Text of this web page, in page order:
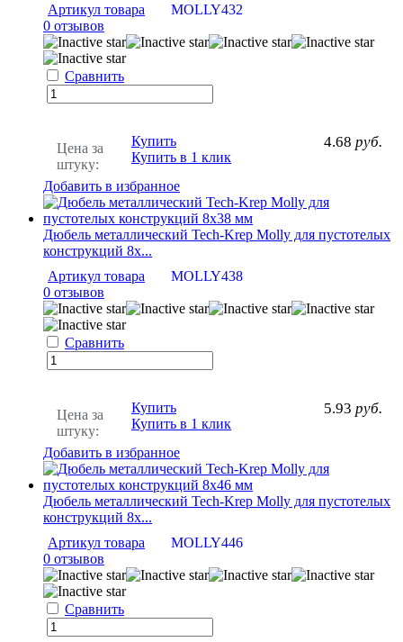
Артикул товара
MOLLY432
0 отзывов
Сравнить
Цена за
штуку:
4.68 руб.
Купить
Купить в 1 клик
Добавить в избранное
Дюбель металлический Tech-Krep Molly для пустотелых
конструкций 8х...
Артикул товара
MOLLY438
0 отзывов
Сравнить
Цена за
штуку:
5.93 руб.
Купить
Купить в 1 клик
Добавить в избранное
Дюбель металлический Tech-Krep Molly для пустотелых
конструкций 8х...
Артикул товара
MOLLY446
0 отзывов
Сравнить